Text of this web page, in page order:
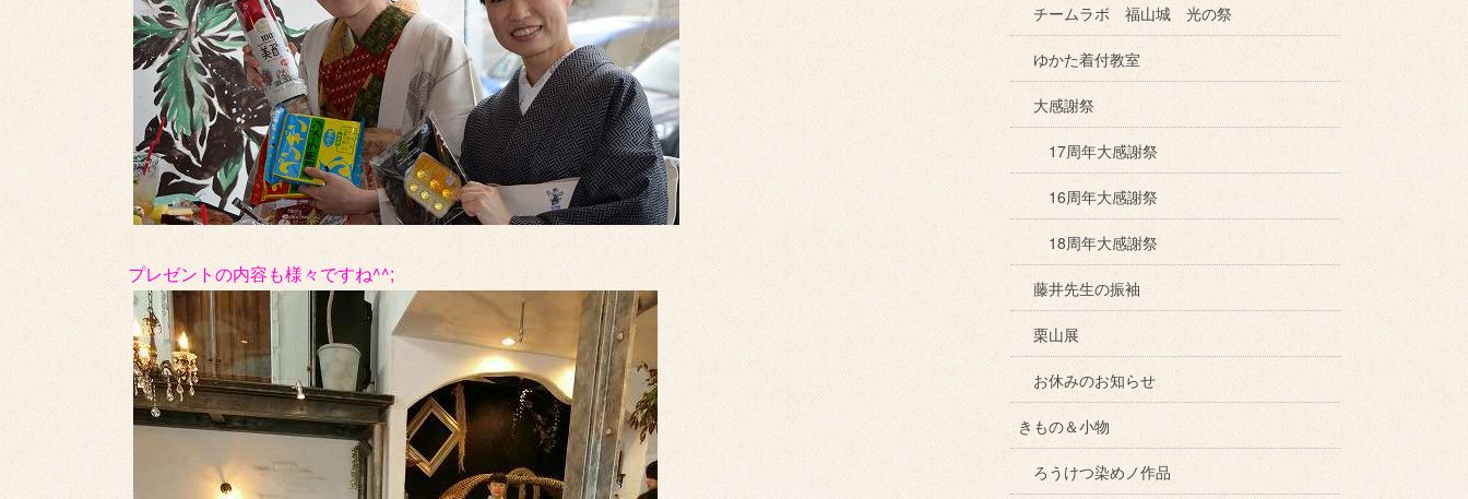
プレゼントの内容も様々ですね^^;
チームラボ 福山城 光の祭
ゆかた着付教室
大感謝祭
17周年大感謝祭
16周年大感謝祭
18周年大感謝祭
藤井先生の振袖
栗山展
お休みのお知らせ
きもの＆小物
ろうけつ染めノ作品